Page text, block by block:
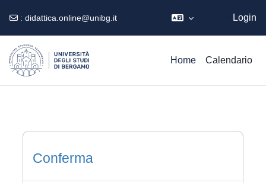
: didattica.online@unibg.it Login
Home Calendario
Conferma